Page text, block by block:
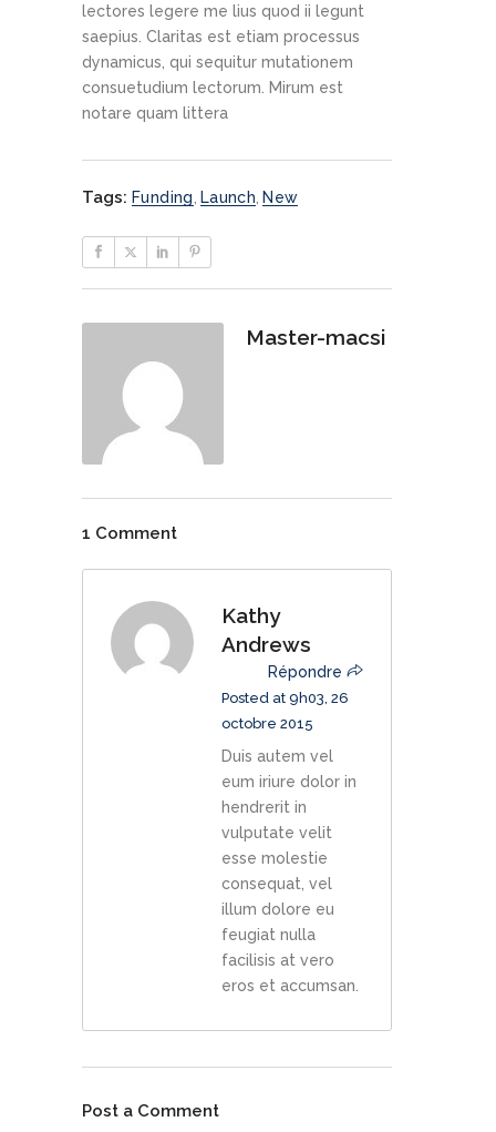
lectores legere me lius quod ii legunt
saepius. Claritas est etiam processus
dynamicus, qui sequitur mutationem
consuetudium lectorum. Mirum est
notare quam littera
Tags: Funding Launch New
Master-macsi
1 Comment
Kathy
Andrews
Répondre
Posted at 9h03, 26
octobre 2015
Duis autem vel
eum iriure dolor in
hendrerit in
vulputate velit
esse molestie
consequat, vel
illum dolore eu
feugiat nulla
facilisis at vero
eros et accumsan.
Post a Comment